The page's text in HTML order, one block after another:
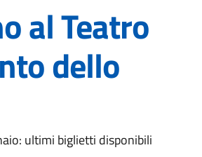
al Teatro
dello
ultimi biglietti disponibili